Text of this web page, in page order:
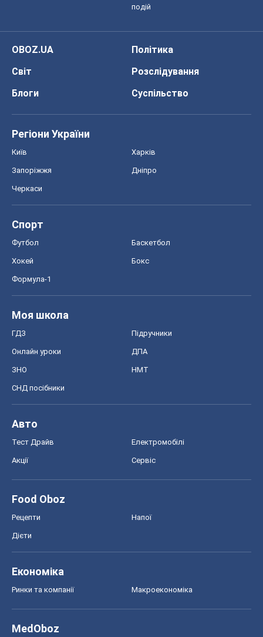
подій
OBOZ.UA
Політика
Світ
Розслідування
Блоги
Суспільство
Регіони України
Київ Харків
Запоріжжя Дніпро
Черкаси
Спорт
Футбол Баскетбол
Хокей Бокс
Формула-1
Моя школа
ГДЗ Підручники
Онлайн уроки ДПА
ЗНО НМТ
СНД посібники
Авто
Тест Драйв Електромобілі
Акції Сервіс
Food Oboz
Рецепти Напої
Дієти
Економіка
Ринки та компанії Макроекономіка
MedOboz